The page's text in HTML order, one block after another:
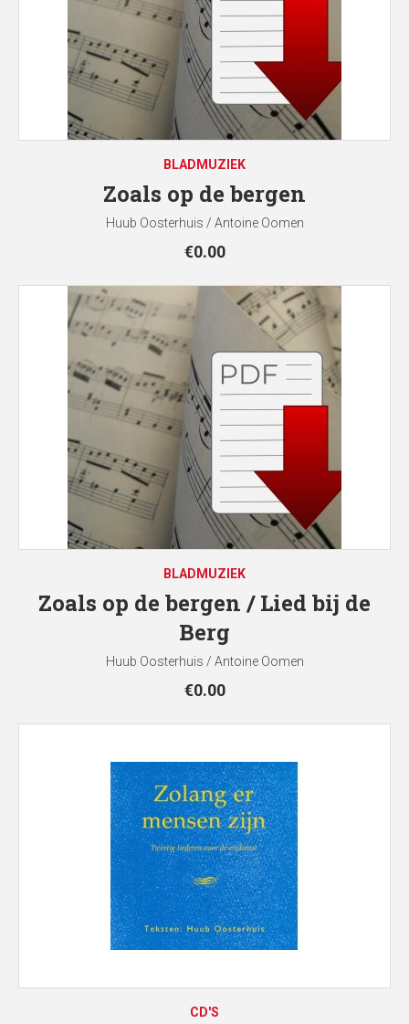
BLADMUZIEK
Zoals op de bergen
Huub Oosterhuis / Antoine Oomen
€0.00
BLADMUZIEK
Zoals op de bergen / Lied bij de
Berg
Huub Oosterhuis / Antoine Oomen
€0.00
CD'S